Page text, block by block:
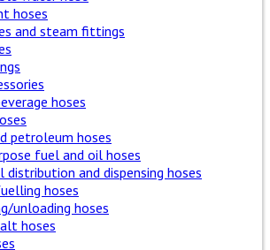
hoses
and steam fittings
hoses
petroleum hoses
fuel and oil hoses
distribution and dispensing hoses
hoses
unloading hoses
hoses